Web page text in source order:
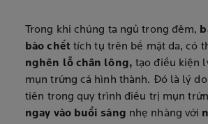
Trong khi chúng ta ngủ trong đêm,
bào chết tích tụ trên bề mặt da, có
nghẽn lỗ chân lông,tạo điều kiện
mụn trứng cá hình thành. Đó là lý do
tiên trong quy trình điều trị mụn
ngay vào buổi sáng nhẹ nhàng với